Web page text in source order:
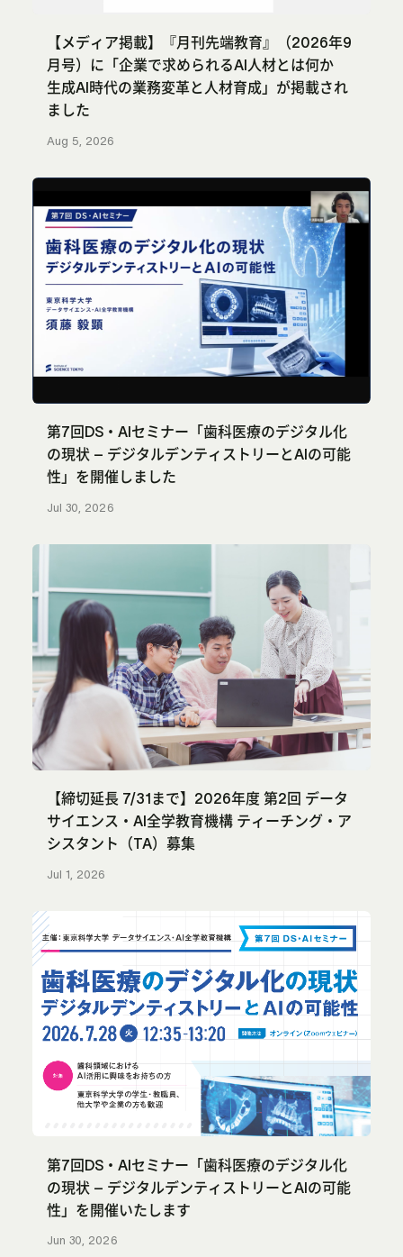
【メディア掲載】『月刊先端教育』（2026年9
月号）に「企業で求められるAI人材とは何か
生成AI時代の業務変革と人材育成」が掲載され
ました
Aug 5, 2026
第7回DS・AIセミナー「歯科医療のデジタル化
の現状 – デジタルデンティストリーとAIの可能
性」を開催しました
Jul 30, 2026
【締切延長 7/31まで】2026年度 第2回 データ
サイエンス・AI全学教育機構 ティーチング・ア
シスタント（TA）募集
Jul 1, 2026
第7回DS・AIセミナー「歯科医療のデジタル化
の現状 – デジタルデンティストリーとAIの可能
性」を開催いたします
Jun 30, 2026